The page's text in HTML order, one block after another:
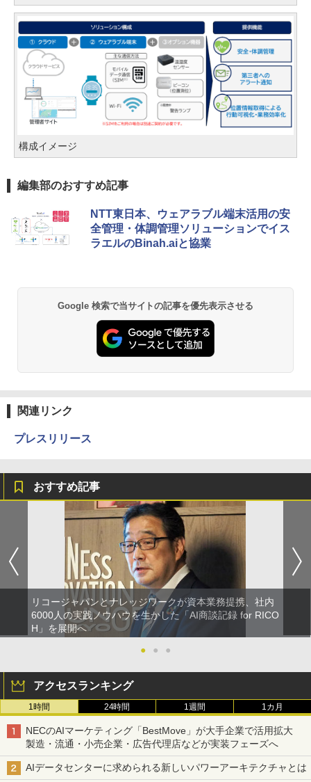
構成イメージ
編集部のおすすめ記事
NTT東日本、ウェアラブル端末活用の安
全管理・体調管理ソリューションでイス
ラエルのBinah.aiと協業
Google 検索で当サイトの記事を優先表示させる
関連リンク
プレスリリース
おすすめ記事
リコージャパンとナレッジワークが資本業務提携、社内
6000人の実践ノウハウを生かした「AI商談記録 for RICO
H」を展開へ
●
● ●
アクセスランキング
1時間 24時間 1週間 1カ月
NECのAIマーケティング「BestMove」が大手企業で活用拡大
製造・流通・小売企業・広告代理店などが実装フェーズへ
AIデータセンターに求められる新しいパワーアーキテクチャとは